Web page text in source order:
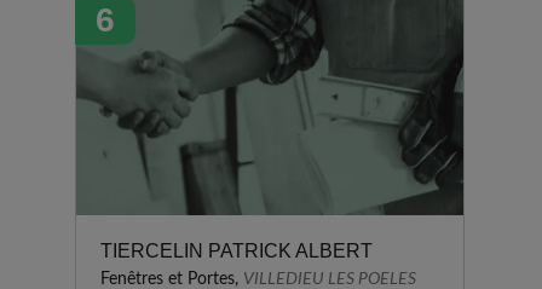
6
TIERCELIN PATRICK ALBERT
Fenêtres et Portes, VILLEDIEU LES POELES